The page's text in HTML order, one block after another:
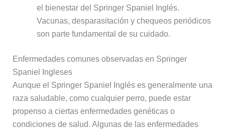
el bienestar del Springer Spaniel Inglés.
Vacunas, desparasitación y chequeos periódicos
son parte fundamental de su cuidado.
Enfermedades comunes observadas en Springer
Spaniel Ingleses
Aunque el Springer Spaniel Inglés es generalmente una
raza saludable, como cualquier perro, puede estar
propenso a ciertas enfermedades genéticas o
condiciones de salud. Algunas de las enfermedades